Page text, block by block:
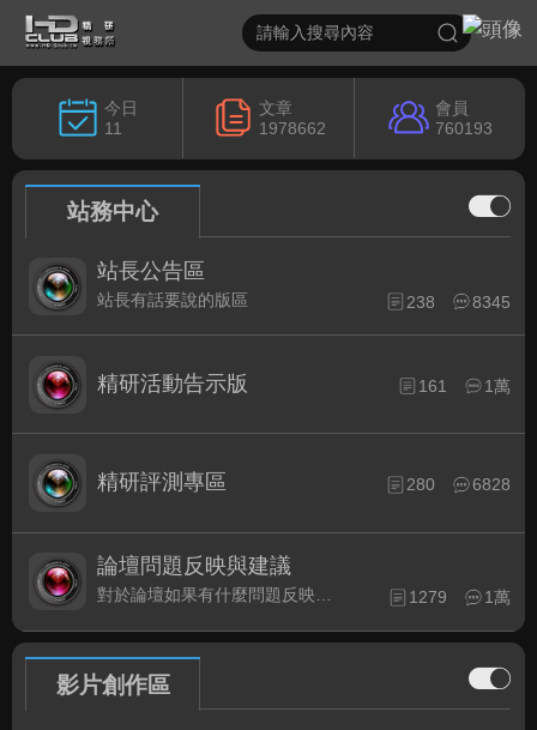
今日
11
文章
1978662
會員
760193
站務中心
站長公告區
站長有話要說的版區 238 8345
精研活動告示版 161 1萬
精研評測專區 280 6828
論壇問題反映與建議
對於論壇如果有什麼問題反映或是建議, 竭誠歡迎在這裡盡情發表 1279 1萬
影片創作區